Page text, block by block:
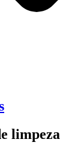
limpeza